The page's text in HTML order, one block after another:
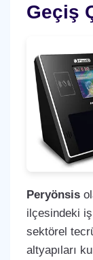
Geçiş
Peryönsis
ilçesindeki
sektörel
altyapıları